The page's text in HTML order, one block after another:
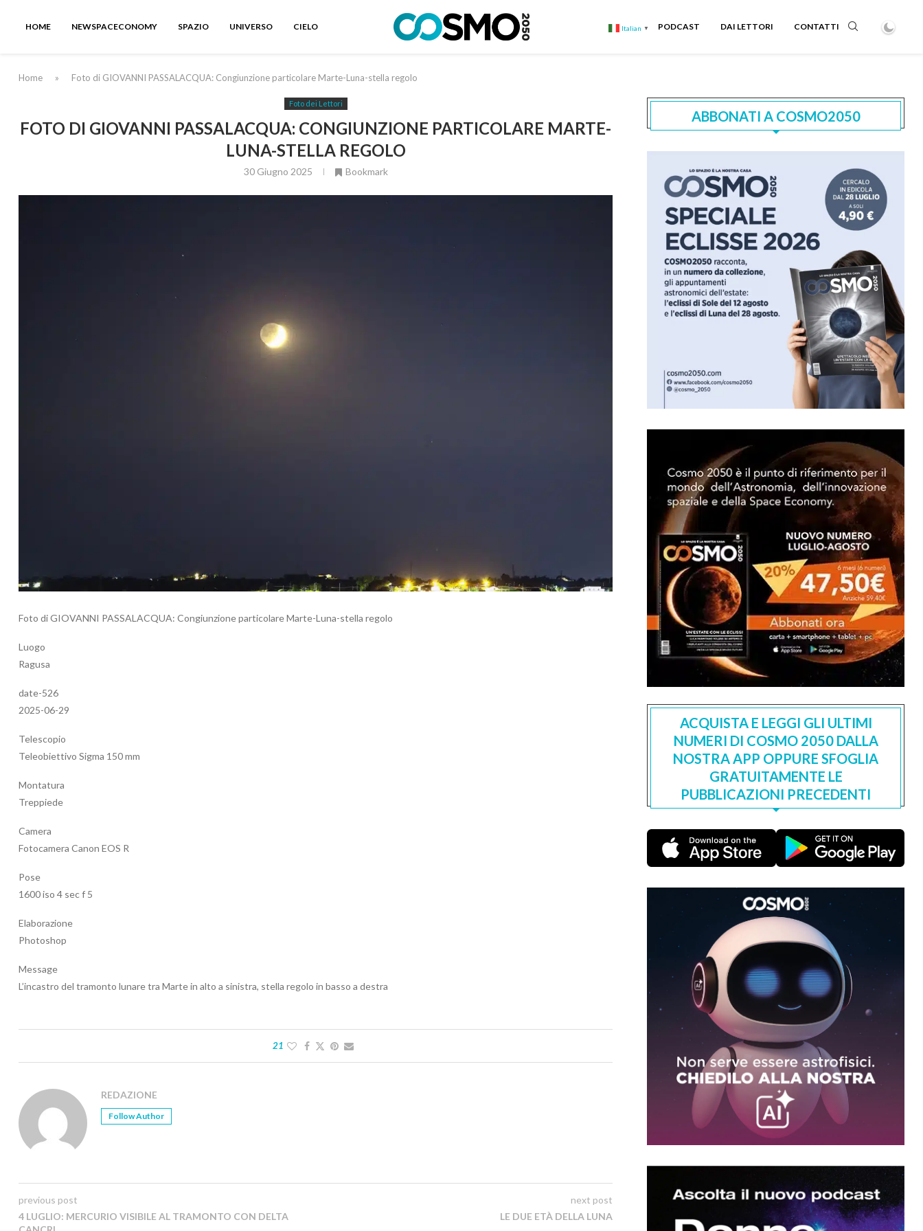
HOME NEWSPACECONOMY SPAZIO UNIVERSO CIELO Italian ▼ PODCAST DAI LETTORI CONTATTI
Home » Foto di GIOVANNI PASSALACQUA: Congiunzione particolare Marte-Luna-stella regolo
Foto dei Lettori
FOTO DI GIOVANNI PASSALACQUA: CONGIUNZIONE PARTICOLARE MARTE-
LUNA-STELLA REGOLO
30 Giugno 2025 Bookmark
Foto di GIOVANNI PASSALACQUA: Congiunzione particolare Marte-Luna-stella regolo
Luogo
Ragusa
date-526
2025-06-29
Telescopio
Teleobiettivo Sigma 150 mm
Montatura
Treppiede
Camera
Fotocamera Canon EOS R
Pose
1600 iso 4 sec f 5
Elaborazione
Photoshop
Message
L’incastro del tramonto lunare tra Marte in alto a sinistra, stella regolo in basso a destra
21
REDAZIONE
Follow Author
previous post
4 LUGLIO: MERCURIO VISIBILE AL TRAMONTO CON DELTA
next post
LE DUE ETÀ DELLA LUNA
ABBONATI A COSMO2050
ACQUISTA E LEGGI GLI ULTIMI
NUMERI DI COSMO 2050 DALLA
NOSTRA APP OPPURE SFOGLIA
GRATUITAMENTE LE
PUBBLICAZIONI PRECEDENTI